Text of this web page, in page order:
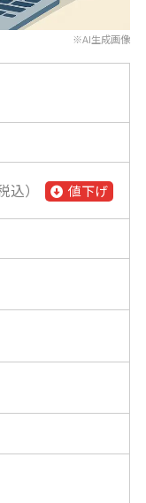
※AI生成画像
込） 値下げ